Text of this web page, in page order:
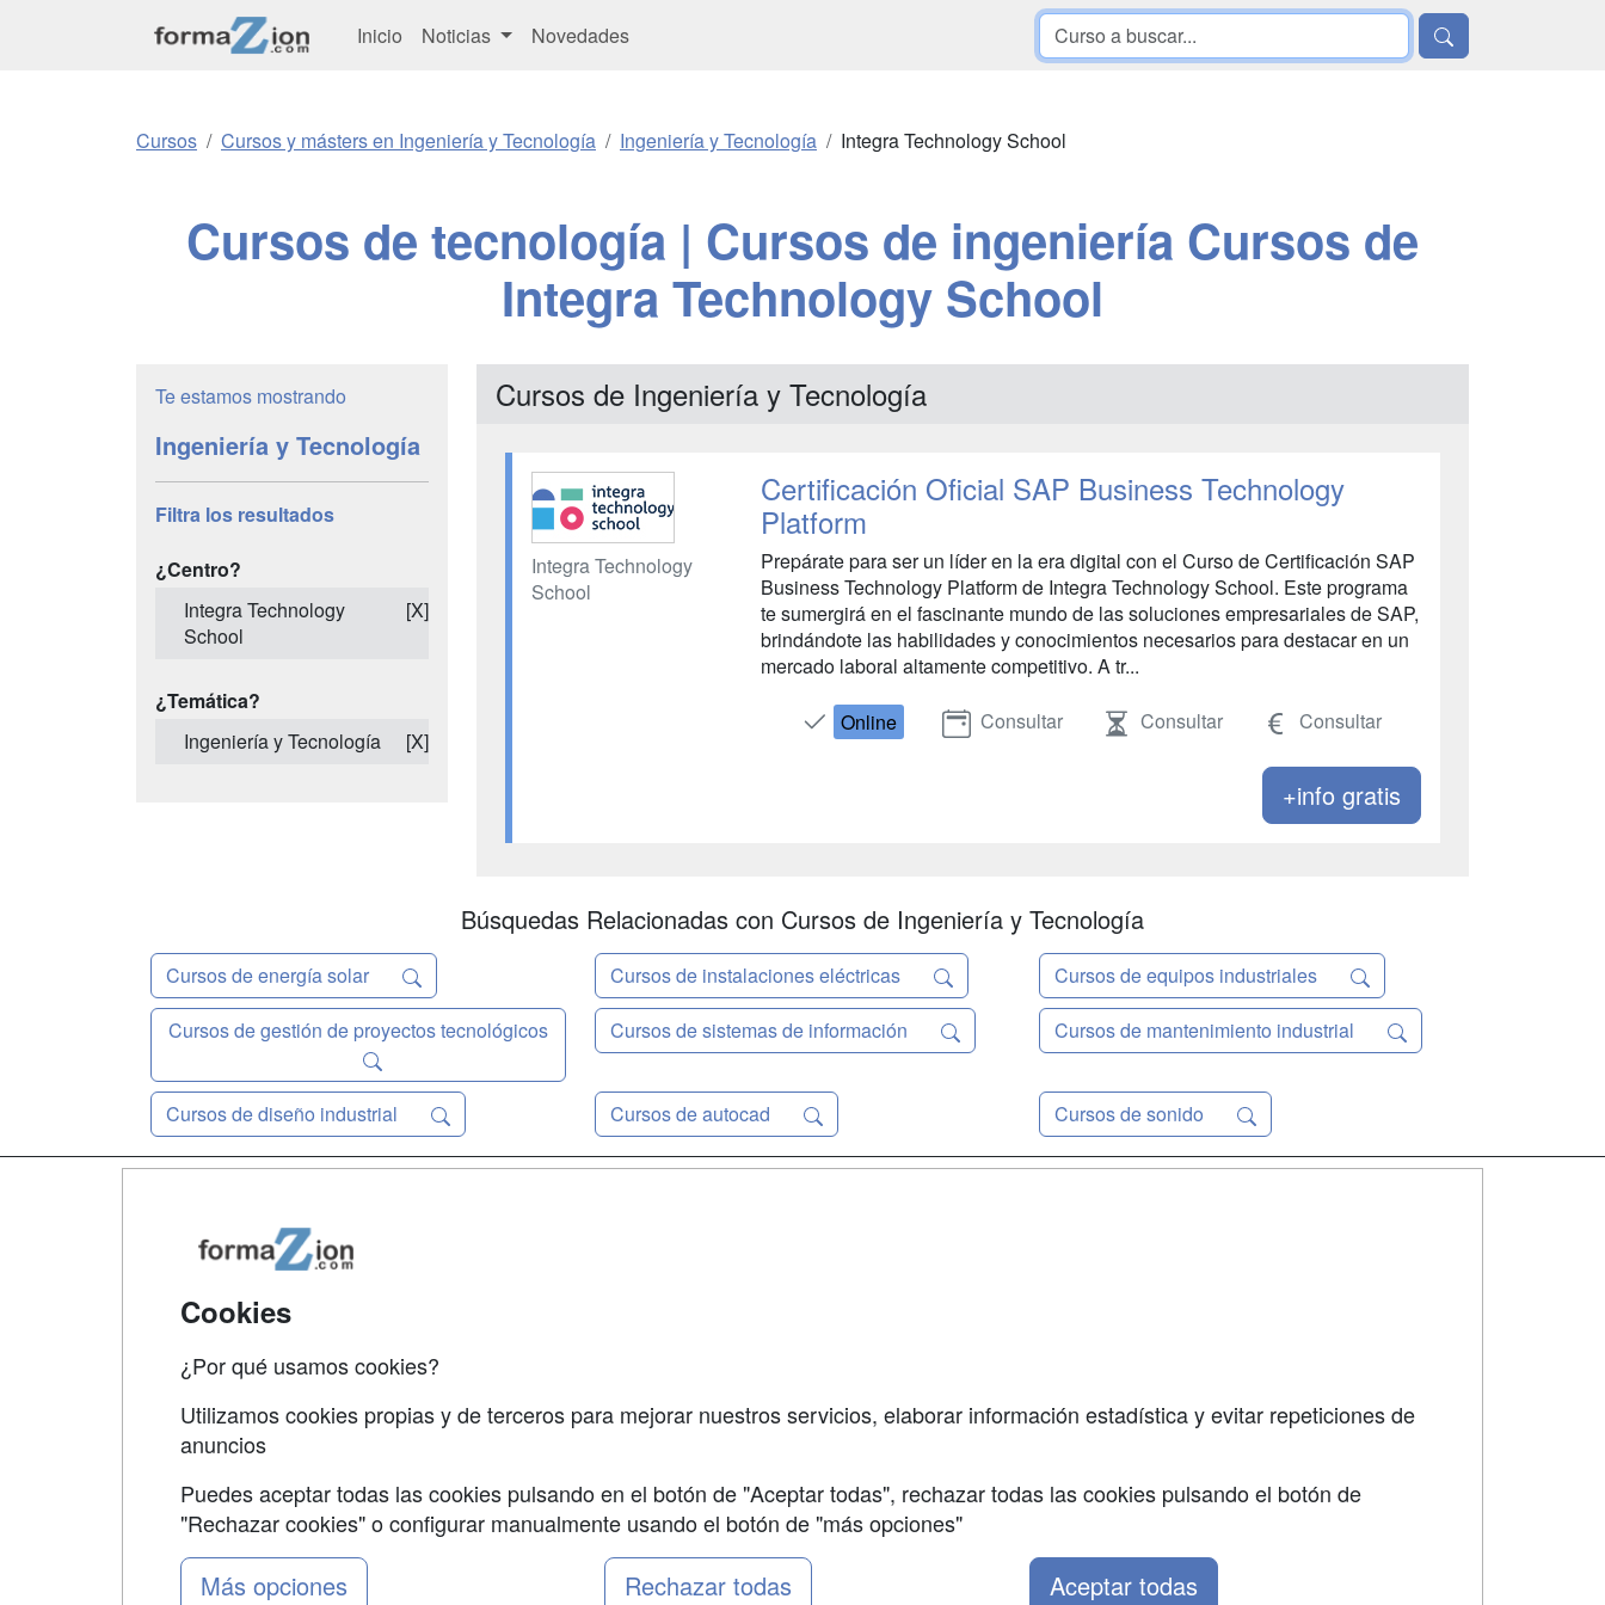
Inicio Noticias Novedades
Cursos Cursos y másters en Ingeniería y Tecnología Ingeniería y Tecnología Integra Technology School
Cursos de tecnología | Cursos de ingeniería Cursos de
Integra Technology School
Te estamos mostrando
Ingeniería y Tecnología
Filtra los resultados
¿Centro?
Integra Technology
School
[X]
¿Temática?
Ingeniería y Tecnología
[X]
Cursos de Ingeniería y Tecnología
Integra Technology
School
Certificación Oficial SAP Business Technology
Platform
Prepárate para ser un líder en la era digital con el Curso de Certificación SAP
Business Technology Platform de Integra Technology School. Este programa
te sumergirá en el fascinante mundo de las soluciones empresariales de SAP,
brindándote las habilidades y conocimientos necesarios para destacar en un
mercado laboral altamente competitivo. A tr...
Online Consultar Consultar Consultar
+info gratis
Búsquedas Relacionadas con Cursos de Ingeniería y Tecnología
Cursos de energía solar Cursos de instalaciones eléctricas
Cursos de equipos industriales
Cursos de gestión de proyectos tecnológicos
Cursos de sistemas de información Cursos de mantenimiento industrial
Cursos de diseño industrial Cursos de autocad Cursos de sonido
Grupo formazion:
Cookies
¿Por qué usamos cookies?
Utilizamos cookies propias y de terceros para mejorar nuestros servicios, elaborar información estadística y evitar repeticiones de
anuncios
Puedes aceptar todas las cookies pulsando en el botón de "Aceptar todas", rechazar todas las cookies pulsando el botón de
"Rechazar cookies" o configurar manualmente usando el botón de "más opciones"
Más opciones Rechazar todas Aceptar todas